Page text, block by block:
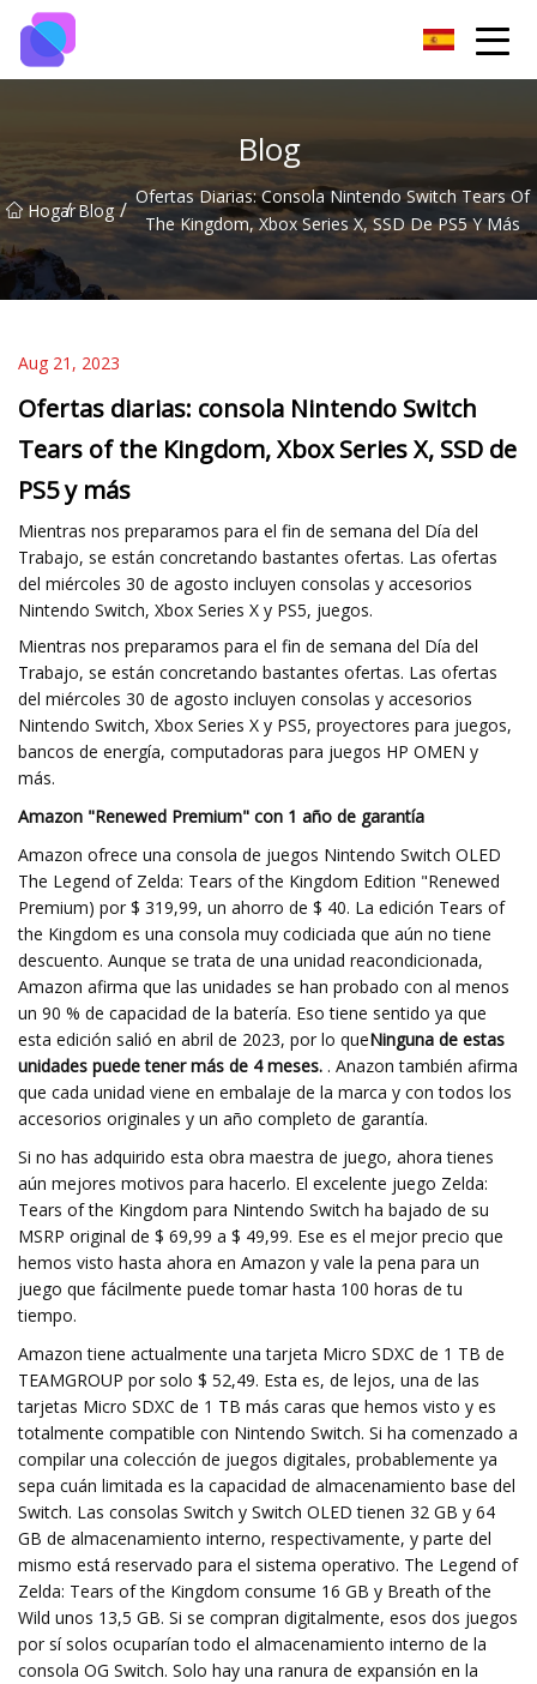
Blog
Hogar
/ Blog / Ofertas Diarias: Consola Nintendo Switch Tears Of
The Kingdom, Xbox Series X, SSD De PS5 Y Más
Aug 21, 2023
Ofertas diarias: consola Nintendo Switch
Tears of the Kingdom, Xbox Series X, SSD de
PS5 y más
Mientras nos preparamos para el fin de semana del Día del
Trabajo, se están concretando bastantes ofertas. Las ofertas
del miércoles 30 de agosto incluyen consolas y accesorios
Nintendo Switch, Xbox Series X y PS5, juegos.
Mientras nos preparamos para el fin de semana del Día del
Trabajo, se están concretando bastantes ofertas. Las ofertas
del miércoles 30 de agosto incluyen consolas y accesorios
Nintendo Switch, Xbox Series X y PS5, proyectores para juegos,
bancos de energía, computadoras para juegos HP OMEN y
más.
Amazon "Renewed Premium" con 1 año de garantía
Amazon ofrece una consola de juegos Nintendo Switch OLED
The Legend of Zelda: Tears of the Kingdom Edition "Renewed
Premium) por $ 319,99, un ahorro de $ 40. La edición Tears of
the Kingdom es una consola muy codiciada que aún no tiene
descuento. Aunque se trata de una unidad reacondicionada,
Amazon afirma que las unidades se han probado con al menos
un 90 % de capacidad de la batería. Eso tiene sentido ya que
esta edición salió en abril de 2023, por lo queNinguna de estas
unidades puede tener más de 4 meses. . Anazon también afirma
que cada unidad viene en embalaje de la marca y con todos los
accesorios originales y un año completo de garantía.
Si no has adquirido esta obra maestra de juego, ahora tienes
aún mejores motivos para hacerlo. El excelente juego Zelda:
Tears of the Kingdom para Nintendo Switch ha bajado de su
MSRP original de $ 69,99 a $ 49,99. Ese es el mejor precio que
hemos visto hasta ahora en Amazon y vale la pena para un
juego que fácilmente puede tomar hasta 100 horas de tu
tiempo.
Amazon tiene actualmente una tarjeta Micro SDXC de 1 TB de
TEAMGROUP por solo $ 52,49. Esta es, de lejos, una de las
tarjetas Micro SDXC de 1 TB más caras que hemos visto y es
totalmente compatible con Nintendo Switch. Si ha comenzado a
compilar una colección de juegos digitales, probablemente ya
sepa cuán limitada es la capacidad de almacenamiento base del
Switch. Las consolas Switch y Switch OLED tienen 32 GB y 64
GB de almacenamiento interno, respectivamente, y parte del
mismo está reservado para el sistema operativo. The Legend of
Zelda: Tears of the Kingdom consume 16 GB y Breath of the
Wild unos 13,5 GB. Si se compran digitalmente, esos dos juegos
por sí solos ocuparían todo el almacenamiento interno de la
consola OG Switch. Solo hay una ranura de expansión en la